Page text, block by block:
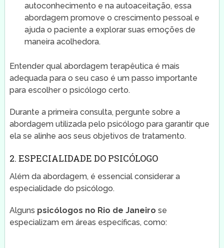
autoconhecimento e na autoaceitação, essa
abordagem promove o crescimento pessoal e
ajuda o paciente a explorar suas emoções de
maneira acolhedora.
Entender qual abordagem terapêutica é mais
adequada para o seu caso é um passo importante
para escolher o psicólogo certo.
Durante a primeira consulta, pergunte sobre a
abordagem utilizada pelo psicólogo para garantir que
ela se alinhe aos seus objetivos de tratamento.
2. ESPECIALIDADE DO PSICÓLOGO
Além da abordagem, é essencial considerar a
especialidade do psicólogo.
Alguns psicólogos no Rio de Janeiro se
especializam em áreas específicas, como: